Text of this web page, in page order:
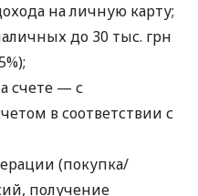
на личную карту;
до 30 тыс. грн
счете — с
в соответствии с
(покупка/
получение